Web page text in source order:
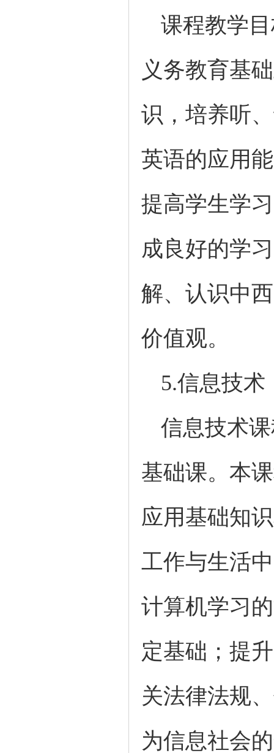
课程教学
义务教育基
识，培养听
英语的应用
提高学生学
成良好的学
解、认识中
价值观。
5.信息技术
信息技术
基础课。本
应用基础知
工作与生活
计算机学习
定基础；提
关法律法规
为信息社会